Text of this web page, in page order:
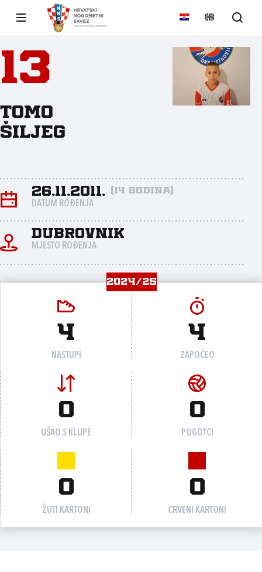
13
Tomo
Šiljeg
26.11.2011. (14 godina)
DATUM ROĐENJA
Dubrovnik
MJESTO ROĐENJA
2024/25
4
NASTUPI
4
ZAPOČEO
0
UŠAO S KLUPE
0
POGOTCI
0
ŽUTI KARTONI
0
CRVENI KARTONI